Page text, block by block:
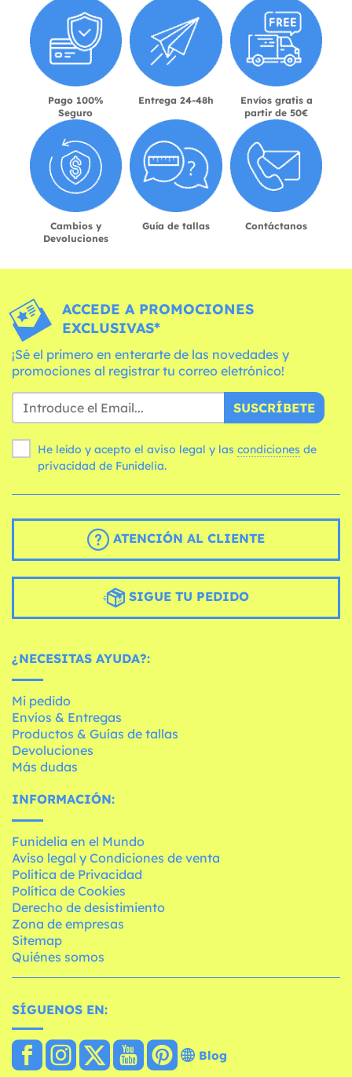
Pago 100%
Seguro
Entrega 24-48h
Envíos gratis a
partir de 50€
Cambios y
Devoluciones
Guía de tallas Contáctanos
ACCEDE A PROMOCIONES
EXCLUSIVAS*
¡Sé el primero en enterarte de las novedades y
promociones al registrar tu correo eletrónico!
SUSCRÍBETE
He leído y acepto el aviso legal y las condiciones
privacidad de Funidelia.
ATENCIÓN AL CLIENTE
SIGUE TU PEDIDO
¿NECESITAS AYUDA?:
Mi pedido
Envíos & Entregas
Productos & Guías de tallas
Devoluciones
Más dudas
INFORMACIÓN:
Funidelia en el Mundo
Aviso legal y Condiciones de venta
Política de Privacidad
Política de Cookies
Derecho de desistimiento
Zona de empresas
Sitemap
Quiénes somos
SÍGUENOS EN:
Blog